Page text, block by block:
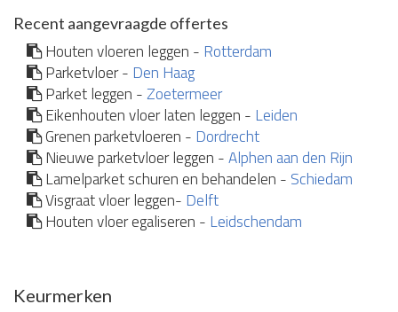
Recent aangevraagde offertes
Houten vloeren leggen - Rotterdam
Parketvloer - Den Haag
Parket leggen -Zoetermeer
Eikenhouten vloer laten leggen - Leiden
Grenen parketvloeren - Dordrecht
Nieuwe parketvloer leggen -Alphen aan den Rijn
Lamelparket schuren en behandelen - Schiedam
Visgraat vloer leggen- Delft
Houten vloer egaliseren - Leidschendam
Keurmerken